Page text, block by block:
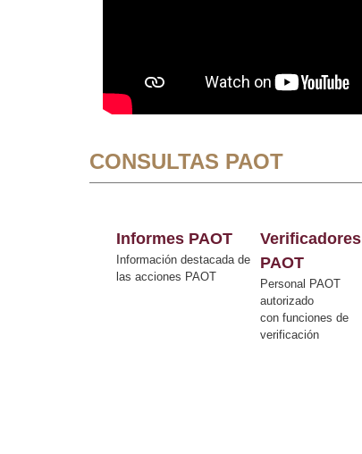
CONSULTAS PAOT
Informes PAOT
Información destacada de
las acciones PAOT
Verificadores
PAOT
Personal PAOT
autorizado
con funciones de
verificación